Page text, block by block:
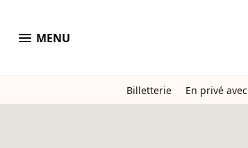
menu MENU
Billetterie En privé avec